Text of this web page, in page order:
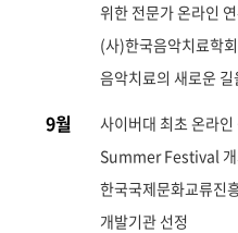
위한 전문가 온라인
(사)한국음악치료학
음악치료의 새로운
9월
사이버대 최초 온라
Summer Festival 개
한국국제문화교류진
개발기관 선정